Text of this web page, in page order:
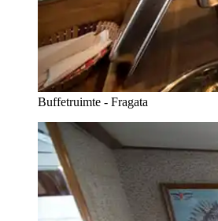
Buffetruimte - Fragata